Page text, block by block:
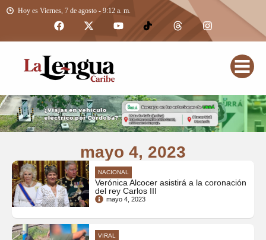
Hoy es Viernes, 7 de agosto - 9:12 a. m.
mayo 4, 2023
NACIONAL
Verónica Alcocer asistirá a la coronación
del rey Carlos III
mayo 4, 2023
VIRAL